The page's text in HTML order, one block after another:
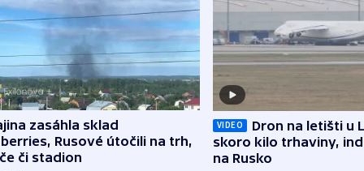
zasáhla sklad
Rusové útočili na trh,
či stadion
VIDEO
Dron na letišti u
skoro kilo trhaviny,
na Rusko